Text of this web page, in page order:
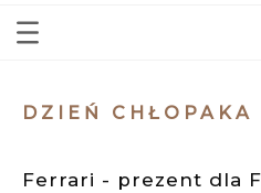
DZIEŃ CHŁOPAKA
Ferrari - prezent dla